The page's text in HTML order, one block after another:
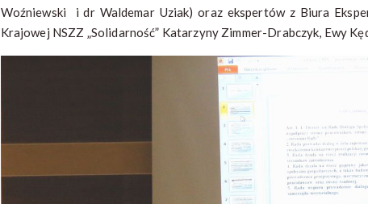
Woźniewski i dr Waldemar Uziak) oraz ekspertów z Biura
Krajowej NSZZ „Solidarność” Katarzyny Zimmer-Drabczyk, Ewy